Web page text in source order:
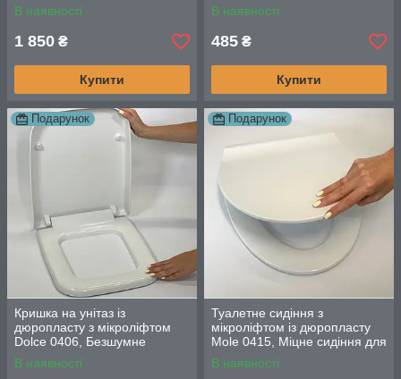
Прямокутне туалетне сидіння
В наявності
1 850 ₴
Купити
В наявності
485 ₴
Купити
Подарунок
Кришка на унітаз із
дюропласту з мікроліфтом
Dolce 0406, Безшумне
туалетне сидіння для
громадських місць
В наявності
Подарунок
Туалетне сидіння з
мікроліфтом із дюропласту
Mole 0415, Міцне сидіння для
унітазу овальної форми
В наявності